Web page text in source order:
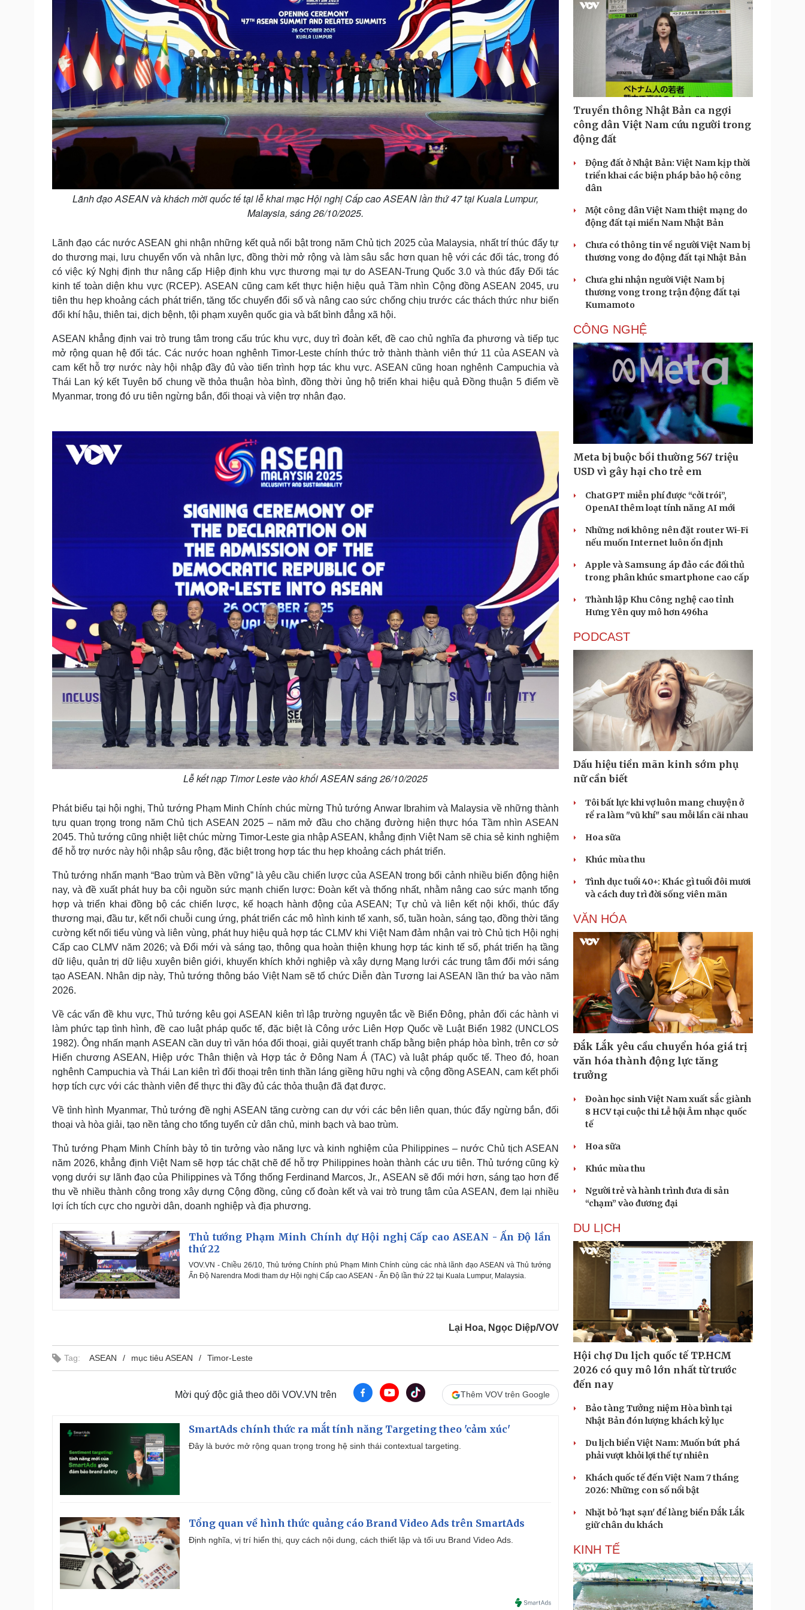
Lãnh đạo ASEAN và khách mời quốc tế tại lễ khai mạc Hội nghị Cấp cao ASEAN lần thứ 47 tại Kuala Lumpur,
Malaysia, sáng 26/10/2025.
Lãnh đạo các nước ASEAN ghi nhận những kết quả nổi bật trong năm Chủ tịch 2025 của Malaysia, nhất trí thúc đẩy tự
do thương mại, lưu chuyển vốn và nhân lực, đồng thời mở rộng và làm sâu sắc hơn quan hệ với các đối tác, trong đó
có việc ký Nghị định thư nâng cấp Hiệp định khu vực thương mại tự do ASEAN-Trung Quốc 3.0 và thúc đẩy Đối tác
kinh tế toàn diện khu vực (RCEP). ASEAN cũng cam kết thực hiện hiệu quả Tầm nhìn Cộng đồng ASEAN 2045, ưu
tiên thu hẹp khoảng cách phát triển, tăng tốc chuyển đổi số và nâng cao sức chống chịu trước các thách thức như biến
đổi khí hậu, thiên tai, dịch bệnh, tội phạm xuyên quốc gia và bất bình đẳng xã hội.
ASEAN khẳng định vai trò trung tâm trong cấu trúc khu vực, duy trì đoàn kết, đề cao chủ nghĩa đa phương và tiếp tục
mở rộng quan hệ đối tác. Các nước hoan nghênh Timor-Leste chính thức trở thành thành viên thứ 11 của ASEAN và
cam kết hỗ trợ nước này hội nhập đầy đủ vào tiến trình hợp tác khu vực. ASEAN cũng hoan nghênh Campuchia và
Thái Lan ký kết Tuyên bố chung về thỏa thuận hòa bình, đồng thời ủng hộ triển khai hiệu quả Đồng thuận 5 điểm về
Myanmar, trong đó ưu tiên ngừng bắn, đối thoại và viện trợ nhân đạo.
Lễ kết nạp Timor Leste vào khối ASEAN sáng 26/10/2025
Phát biểu tại hội nghị, Thủ tướng Phạm Minh Chính chúc mừng Thủ tướng Anwar Ibrahim và Malaysia về những thành
tựu quan trọng trong năm Chủ tịch ASEAN 2025 – năm mở đầu cho chặng đường hiện thực hóa Tầm nhìn ASEAN
2045. Thủ tướng cũng nhiệt liệt chúc mừng Timor-Leste gia nhập ASEAN, khẳng định Việt Nam sẽ chia sẻ kinh nghiệm
để hỗ trợ nước này hội nhập sâu rộng, đặc biệt trong hợp tác thu hẹp khoảng cách phát triển.
Thủ tướng nhấn mạnh “Bao trùm và Bền vững” là yêu cầu chiến lược của ASEAN trong bối cảnh nhiều biến động hiện
nay, và đề xuất phát huy ba cội nguồn sức mạnh chiến lược: Đoàn kết và thống nhất, nhằm nâng cao sức mạnh tổng
hợp và triển khai đồng bộ các chiến lược, kế hoạch hành động của ASEAN; Tự chủ và liên kết nội khối, thúc đẩy
thương mại, đầu tư, kết nối chuỗi cung ứng, phát triển các mô hình kinh tế xanh, số, tuần hoàn, sáng tạo, đồng thời tăng
cường kết nối tiểu vùng và liên vùng, phát huy hiệu quả hợp tác CLMV khi Việt Nam đảm nhận vai trò Chủ tịch Hội nghị
Cấp cao CLMV năm 2026; và Đổi mới và sáng tạo, thông qua hoàn thiện khung hợp tác kinh tế số, phát triển hạ tầng
dữ liệu, quản trị dữ liệu xuyên biên giới, khuyến khích khởi nghiệp và xây dựng Mạng lưới các trung tâm đổi mới sáng
tạo ASEAN. Nhân dịp này, Thủ tướng thông báo Việt Nam sẽ tổ chức Diễn đàn Tương lai ASEAN lần thứ ba vào năm
2026.
Về các vấn đề khu vực, Thủ tướng kêu gọi ASEAN kiên trì lập trường nguyên tắc về Biển Đông, phản đối các hành vi
làm phức tạp tình hình, đề cao luật pháp quốc tế, đặc biệt là Công ước Liên Hợp Quốc về Luật Biển 1982 (UNCLOS
1982). Ông nhấn mạnh ASEAN cần duy trì văn hóa đối thoại, giải quyết tranh chấp bằng biện pháp hòa bình, trên cơ sở
Hiến chương ASEAN, Hiệp ước Thân thiện và Hợp tác ở Đông Nam Á (TAC) và luật pháp quốc tế. Theo đó, hoan
nghênh Campuchia và Thái Lan kiên trì đối thoại trên tinh thần láng giềng hữu nghị và cộng đồng ASEAN, cam kết phối
hợp tích cực với các thành viên để thực thi đầy đủ các thỏa thuận đã đạt được.
Về tình hình Myanmar, Thủ tướng đề nghị ASEAN tăng cường can dự với các bên liên quan, thúc đẩy ngừng bắn, đối
thoại và hòa giải, tạo nền tảng cho tổng tuyển cử dân chủ, minh bạch và bao trùm.
Thủ tướng Phạm Minh Chính bày tỏ tin tưởng vào năng lực và kinh nghiệm của Philippines – nước Chủ tịch ASEAN
năm 2026, khẳng định Việt Nam sẽ hợp tác chặt chẽ để hỗ trợ Philippines hoàn thành các ưu tiên. Thủ tướng cũng kỳ
vọng dưới sự lãnh đạo của Philippines và Tổng thống Ferdinand Marcos, Jr., ASEAN sẽ đổi mới hơn, sáng tạo hơn để
thu về nhiều thành công trong xây dựng Cộng đồng, củng cố đoàn kết và vai trò trung tâm của ASEAN, đem lại nhiều
lợi ích tích cực cho người dân, doanh nghiệp và địa phương.
Thủ tướng Phạm Minh Chính dự Hội nghị Cấp cao ASEAN - Ấn Độ lần
thứ 22
VOV.VN - Chiều 26/10, Thủ tướng Chính phủ Phạm Minh Chính cùng các nhà lãnh đạo ASEAN và Thủ tướng
Ấn Độ Narendra Modi tham dự Hội nghị Cấp cao ASEAN - Ấn Độ lần thứ 22 tại Kuala Lumpur, Malaysia.
Lại Hoa, Ngọc Diệp/VOV
Tag: ASEAN mục tiêu ASEAN Timor-Leste
Mời quý độc giả theo dõi VOV.VN trên Thêm VOV trên Google
SmartAds chính thức ra mắt tính năng Targeting theo 'cảm xúc'
Đây là bước mở rộng quan trọng trong hệ sinh thái contextual targeting.
Tổng quan về hình thức quảng cáo Brand Video Ads trên SmartAds
Định nghĩa, vị trí hiển thị, quy cách nội dung, cách thiết lập và tối ưu Brand Video Ads.
Truyền thông Nhật Bản ca ngợi
công dân Việt Nam cứu người trong
động đất
Động đất ở Nhật Bản: Việt Nam kịp thời
triển khai các biện pháp bảo hộ công
dân
Một công dân Việt Nam thiệt mạng do
động đất tại miền Nam Nhật Bản
Chưa có thông tin về người Việt Nam bị
thương vong do động đất tại Nhật Bản
Chưa ghi nhận người Việt Nam bị
thương vong trong trận động đất tại
Kumamoto
CÔNG NGHỆ
Meta bị buộc bồi thường 567 triệu
USD vì gây hại cho trẻ em
ChatGPT miễn phí được “cởi trói”,
OpenAI thêm loạt tính năng AI mới
Những nơi không nên đặt router Wi-Fi
nếu muốn Internet luôn ổn định
Apple và Samsung áp đảo các đối thủ
trong phân khúc smartphone cao cấp
Thành lập Khu Công nghệ cao tỉnh
Hưng Yên quy mô hơn 496ha
PODCAST
Dấu hiệu tiền mãn kinh sớm phụ
nữ cần biết
Tôi bất lực khi vợ luôn mang chuyện ở
rể ra làm "vũ khí" sau mỗi lần cãi nhau
Hoa sữa
Khúc mùa thu
Tình dục tuổi 40+: Khác gì tuổi đôi mươi
và cách duy trì đời sống viên mãn
VĂN HÓA
Đắk Lắk yêu cầu chuyển hóa giá trị
văn hóa thành động lực tăng
trưởng
Đoàn học sinh Việt Nam xuất sắc giành
8 HCV tại cuộc thi Lễ hội Âm nhạc quốc
tế
Hoa sữa
Khúc mùa thu
Người trẻ và hành trình đưa di sản
“chạm” vào đương đại
DU LỊCH
Hội chợ Du lịch quốc tế TP.HCM
2026 có quy mô lớn nhất từ trước
đến nay
Bảo tàng Tưởng niệm Hòa bình tại
Nhật Bản đón lượng khách kỷ lục
Du lịch biển Việt Nam: Muốn bứt phá
phải vượt khỏi lợi thế tự nhiên
Khách quốc tế đến Việt Nam 7 tháng
2026: Những con số nổi bật
Nhặt bỏ 'hạt sạn' để làng biển Đắk Lắk
giữ chân du khách
KINH TẾ